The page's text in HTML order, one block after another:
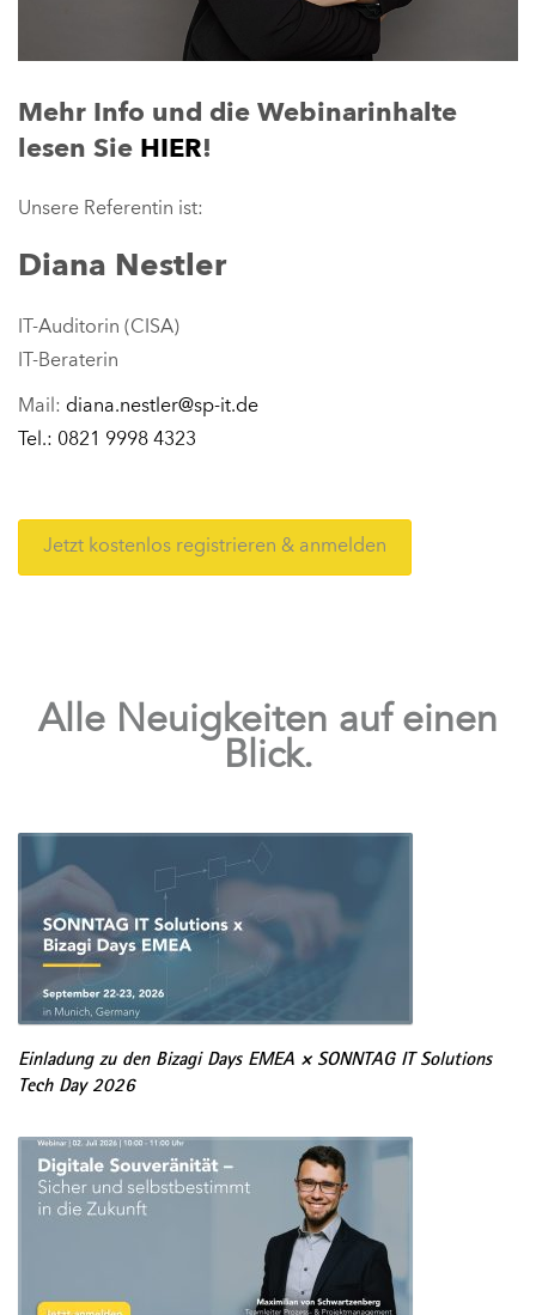
Mehr Info und die Webinarinhalte
lesen Sie HIER!
Unsere Referentin ist:
Diana Nestler
IT-Auditorin (CISA)
IT-Beraterin
Mail: diana.nestler@sp-it.de
Tel.: 0821 9998 4323
Jetzt kostenlos registrieren & anmelden
Alle Neuigkeiten auf einen
Blick.
Einladung zu den Bizagi Days EMEA × SONNTAG IT Solutions
Tech Day 2026